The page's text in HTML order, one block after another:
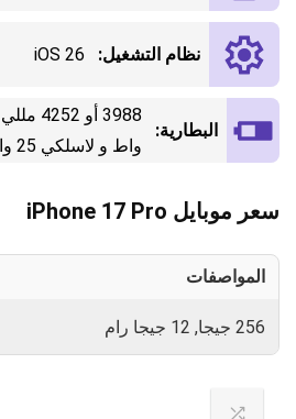
نظام التشغيل: iOS 26
البطارية:
واط و لاسلكي 25 واط
سعر موبايل iPhone 17 Pro
المواصفات
256 جيجا, 12 جيجا رام